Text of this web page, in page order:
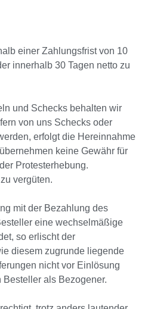
einer Zahlungsfrist von 10
innerhalb 30 Tagen netto zu
und Schecks behalten wir
von uns Schecks oder
erfolgt die Hereinnahme
keine Gewähr für
Protesterhebung.
vergüten.
mit der Bezahlung des
eine wechselmäßige
so erlischt der
diesem zugrunde liegende
nicht vor Einlösung
als Bezogener.